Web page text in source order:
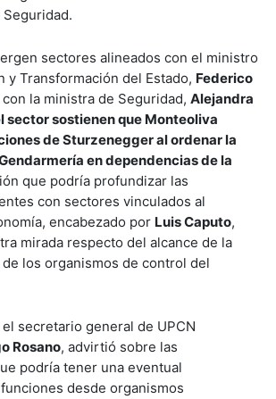
sectores alineados con el ministro
y Transformación del Estado, Federico
con la ministra de Seguridad, Alejandra
sector sostienen que Monteoliva
de Sturzenegger al ordenar la
en dependencias de la
que podría profundizar las
con sectores vinculados al
encabezado por Luis Caputo,
mirada respecto del alcance de la
los organismos de control del
secretario general de UPCN
Rosano, advirtió sobre las
podría tener una eventual
desde organismos